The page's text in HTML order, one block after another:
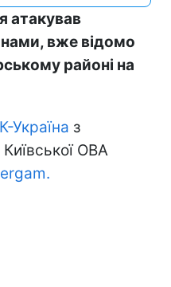
атакував
вже відомо
районі на
Україна з
ОВА